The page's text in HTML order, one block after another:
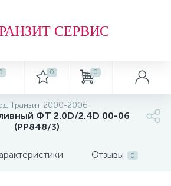
СЕРВИС
0 0
Транзит 2000-2006
ФТ 2.0D/2.4D 00-06
(PP848/3)
Отзывы 0